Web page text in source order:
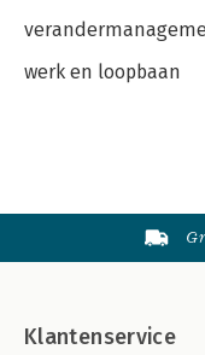
werk en loopbaan
Klantenservice